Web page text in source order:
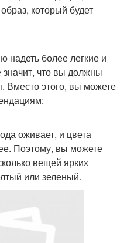
который будет
надеть более легкие и
что вы должны
Вместо этого, вы можете
оживает, и цвета
Поэтому, вы можете
вещей ярких
или зеленый.